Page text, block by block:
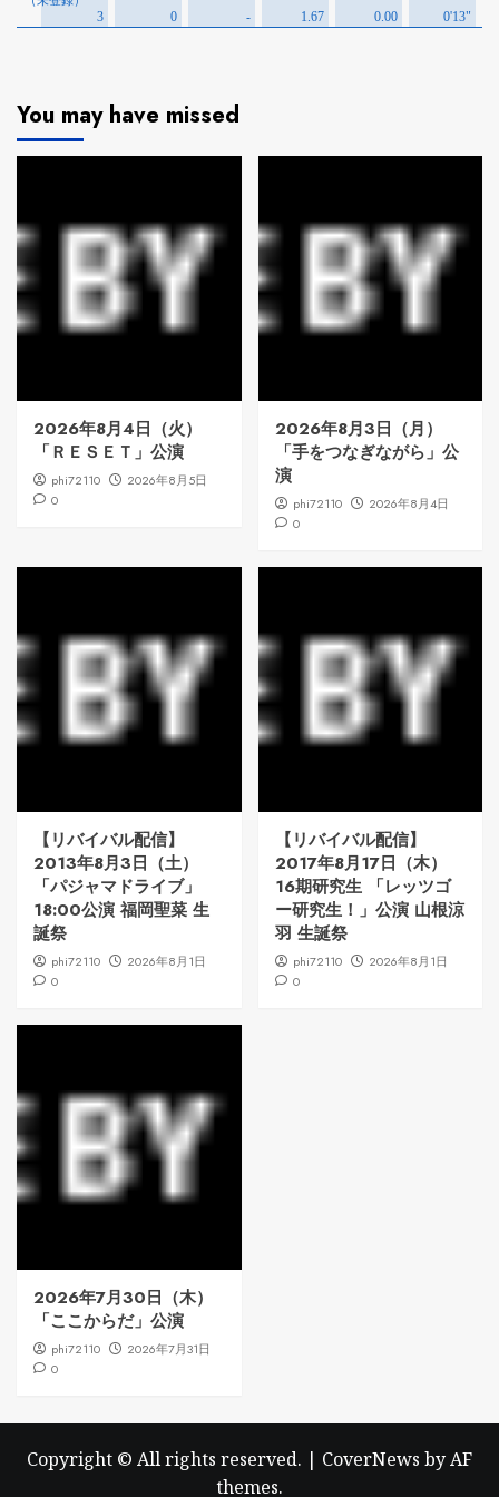
You may have missed
2026年8月4日（火）
「ＲＥＳＥＴ」公演
phi72110
2026年8月5日
0
2026年8月3日（月）
「手をつなぎながら」公
演
phi72110
2026年8月4日
0
【リバイバル配信】
2013年8月3日（土）
「パジャマドライブ」
18:00公演 福岡聖菜 生
誕祭
phi72110
2026年8月1日
0
【リバイバル配信】
2017年8月17日（木）
16期研究生 「レッツゴ
ー研究生！」公演 山根涼
羽 生誕祭
phi72110
2026年8月1日
0
2026年7月30日（木）
「ここからだ」公演
phi72110
2026年7月31日
0
Copyright © All rights reserved. | CoverNews by AF
themes.